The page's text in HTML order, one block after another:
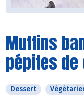
Muffins
pépites
Dessert